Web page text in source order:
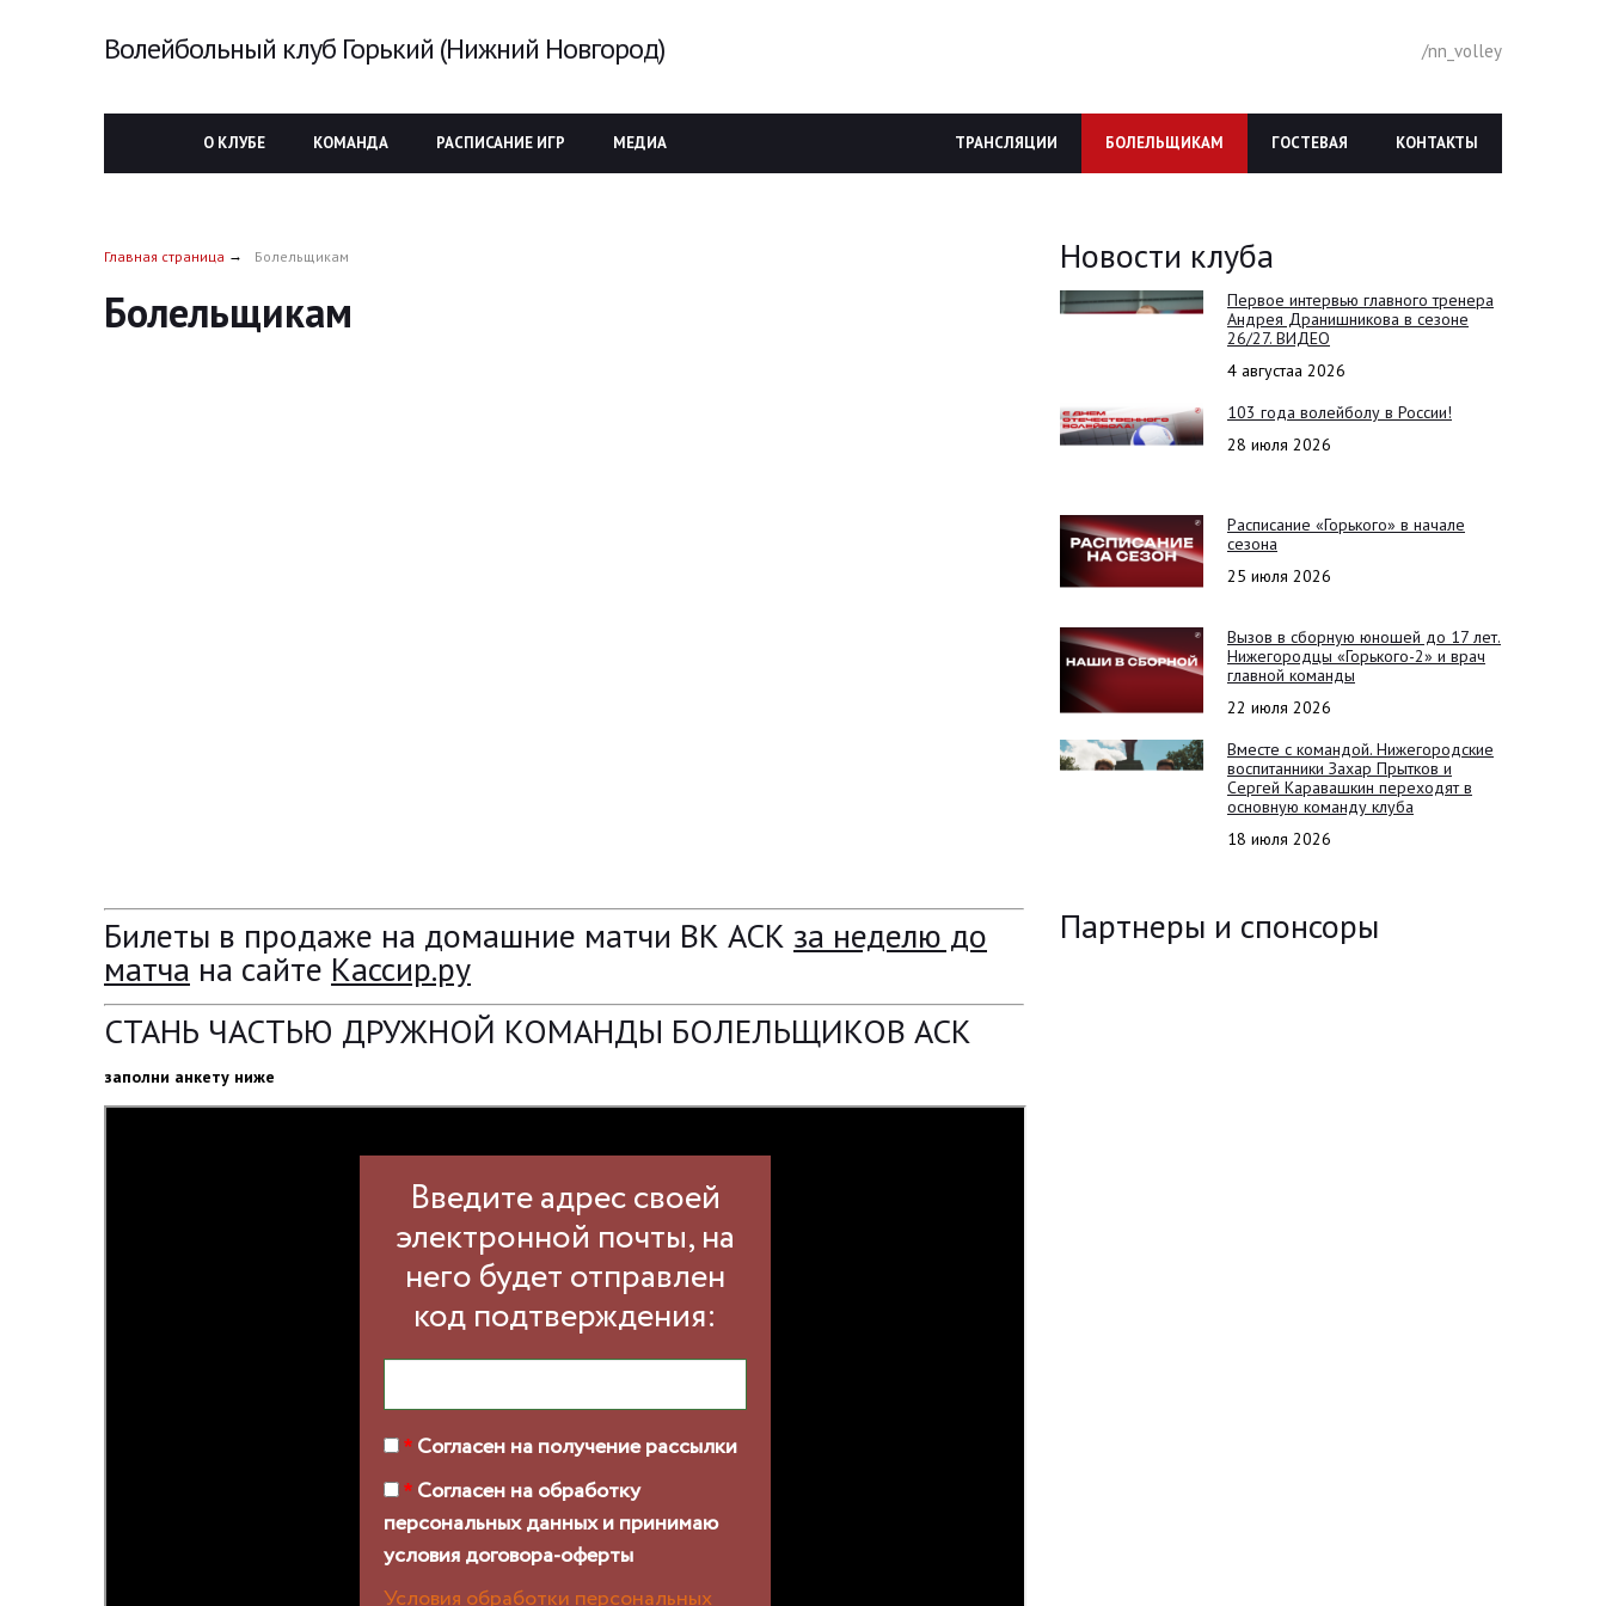
Волейбольный клуб Горький (Нижний Новгород) /nn_volley
О КЛУБЕ КОМАНДА РАСПИСАНИЕ ИГР МЕДИА КОНТАКТЫ
ГОСТЕВАЯ
БОЛЕЛЬЩИКАМ
ТРАНСЛЯЦИИ
Главная страница Болельщикам
Болельщикам
Билеты в продаже на домашние матчи ВК АСК за неделю до
матча на сайте Кассир.ру
СТАНЬ ЧАСТЬЮ ДРУЖНОЙ КОМАНДЫ БОЛЕЛЬЩИКОВ АСК
заполни анкету ниже
Новости клуба
Первое интервью главного тренера
Андрея Дранишникова в сезоне
26/27. ВИДЕО
4 августаа 2026
103 года волейболу в России!
28 июля 2026
Расписание «Горького» в начале
сезона
25 июля 2026
Вызов в сборную юношей до 17 лет.
Нижегородцы «Горького-2» и врач
главной команды
22 июля 2026
Вместе с командой. Нижегородские
воспитанники Захар Прытков и
Сергей Каравашкин переходят в
основную команду клуба
18 июля 2026
Партнеры и спонсоры